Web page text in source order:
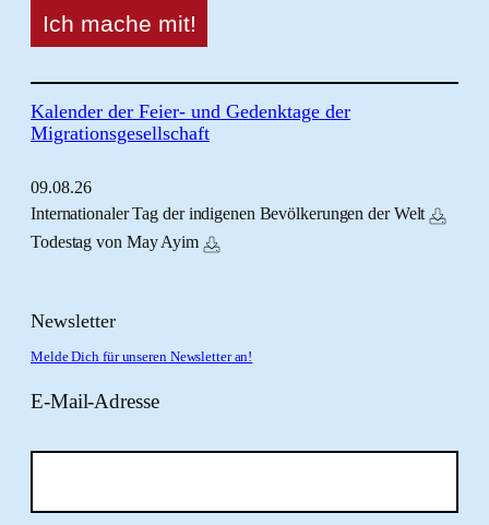
Kalender der Feier- und Gedenktage der
Migrationsgesellschaft
09.08.26
Internationaler Tag der indigenen Bevölkerungen der Welt
Todestag von May Ayim
Newsletter
Melde Dich für unseren Newsletter an!
E-Mail-Adresse